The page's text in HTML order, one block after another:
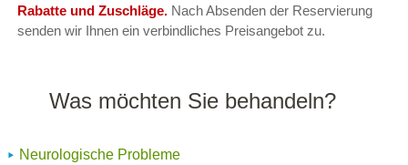
Rabatte und Zuschläge. Nach Absenden der Reservierung
senden wir Ihnen ein verbindliches Preisangebot zu.
Was möchten Sie behandeln?
Neurologische Probleme